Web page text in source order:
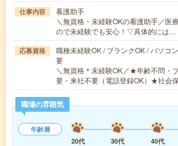
仕事内容
看護助手
＼無資格・未経験OKの看護助手／医
ので未経験でも安心！▽具体的には
応募資格
職種未経験OK / ブランクOK / パソコ
要
＼無資格＊未経験OK／★年齢不問・
要・来社不要（電話登録OK）★社会
職場の雰囲気
年齢層
20代
30代 40代